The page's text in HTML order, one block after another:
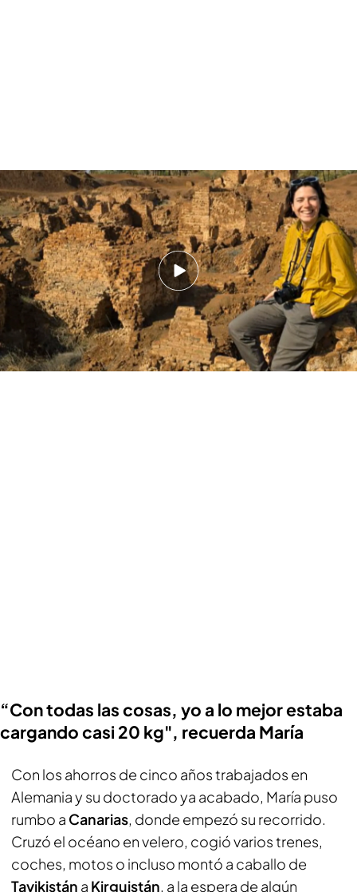
María Perles, la joven española que ha dado la vuelta al mundo sin pisar un
avión: "Parecía muy de cuento”
“Con todas las cosas, yo a lo mejor estaba
cargando casi 20 kg", recuerda María
Con los ahorros de cinco años trabajados en
Alemania y su doctorado ya acabado, María puso
rumbo a Canarias, donde empezó su recorrido.
Cruzó el océano en velero, cogió varios trenes,
coches, motos o incluso montó a caballo de
Tayikistán a Kirguistán, a la espera de algún